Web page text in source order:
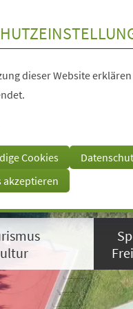
dieser Website
Cookies
akzeptieren